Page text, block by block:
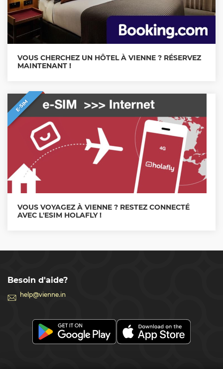
VOUS CHERCHEZ UN HÔTEL À VIENNE ? RÉSERVEZ
MAINTENANT !
E-SIM
VOUS VOYAGEZ À VIENNE ? RESTEZ CONNECTÉ
AVEC L'ESIM HOLAFLY !
Besoin d'aide?
help@vienne.in